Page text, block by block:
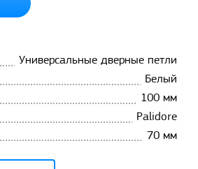
Универсальные дверные петли
Белый
100 мм
Palidore
70 мм